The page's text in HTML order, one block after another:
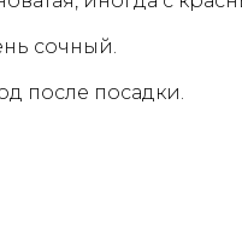
сочный.
после посадки.